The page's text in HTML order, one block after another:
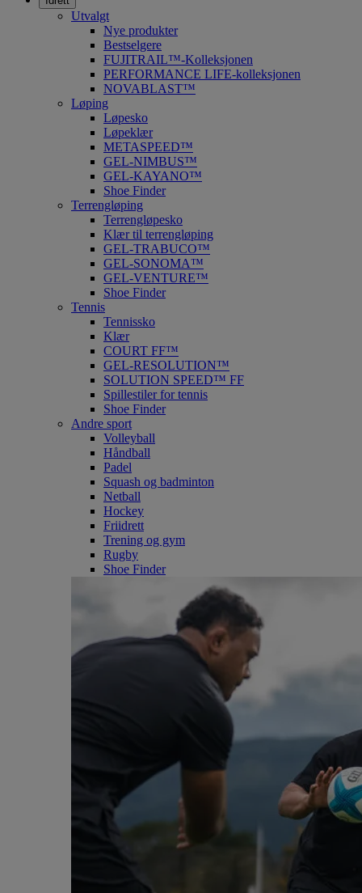
Utvalgt
Nye produkter
Bestselgere
FUJITRAIL™-Kolleksjonen
PERFORMANCE LIFE-kolleksjonen
NOVABLAST™
Løping
Løpesko
Løpeklær
METASPEED™
GEL-NIMBUS™
GEL-KAYANO™
Shoe Finder
Terrengløping
Terrengløpesko
Klær til terrengløping
GEL-TRABUCO™
GEL-SONOMA™
GEL-VENTURE™
Shoe Finder
Tennis
Tennissko
Klær
COURT FF™
GEL-RESOLUTION™
SOLUTION SPEED™ FF
Spillestiler for tennis
Shoe Finder
Andre sport
Volleyball
Håndball
Padel
Squash og badminton
Netball
Hockey
Friidrett
Trening og gym
Rugby
Shoe Finder